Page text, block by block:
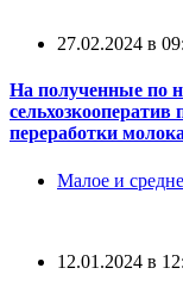
27.02.2024 в
На полученные по
сельхозкооператив
переработки молока
Малое и
12.01.2024 в